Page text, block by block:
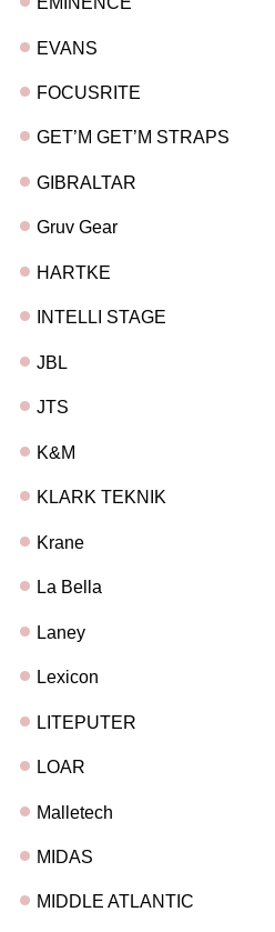
EVANS
FOCUSRITE
GET’M GET’M STRAPS
GIBRALTAR
Gruv Gear
HARTKE
INTELLI STAGE
JBL
JTS
K&M
KLARK TEKNIK
Krane
La Bella
Laney
Lexicon
LITEPUTER
LOAR
Malletech
MIDAS
MIDDLE ATLANTIC